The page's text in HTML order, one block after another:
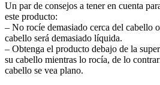
Un par de consejos a tener en cuenta
este producto:
– No rocíe demasiado cerca del cabello
cabello será demasiado líquida.
– Obtenga el producto debajo de la
su cabello mientras lo rocía, de lo
cabello se vea plano.